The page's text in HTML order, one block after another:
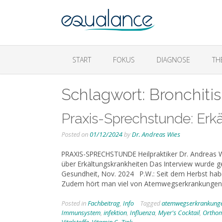
START FOKUS DIAGNOSE
Schlagwort: Bronchitis
Praxis-Sprechstunde:
Posted on01/12/2024byDr. Andreas Wies
PRAXIS-SPRECHSTUNDE Heilpraktiker Dr.
über Erkältungskrankheiten Das Interview wurde
Gesundheit, Nov. 2024 P.W.: Seit dem Herbst
Zudem hört man viel von
Posted inFachbeitrag, Info Tagged
Immunsystem, infektion, Influenza, Myer's Cocktail,